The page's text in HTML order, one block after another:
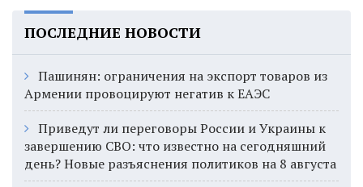
ПОСЛЕДНИЕ НОВОСТИ
Пашинян: ограничения на экспорт товаров из
Армении провоцируют негатив к ЕАЭС
Приведут ли переговоры России и Украины к
завершению СВО: что известно на сегодняшний
день? Новые разъяснения политиков на 8 августа